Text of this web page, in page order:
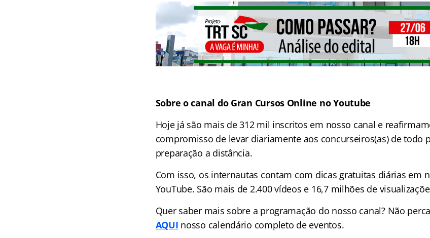
Sobre o canal do Gran Cursos Online no Youtube
Hoje já são mais de 312 mil inscritos em nosso canal e
compromisso de levar diariamente aos concurseiros(as) de todo
preparação a distância.
Com isso, os internautas contam com dicas gratuitas diárias em
YouTube. São mais de 2.400 vídeos e 16,7 milhões de
Quer saber mais sobre a programação do nosso canal? Não
AQUI nosso calendário completo de eventos.